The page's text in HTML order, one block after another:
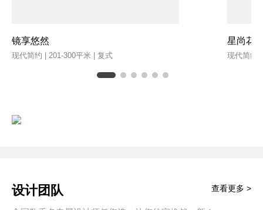
镜享悠然
现代简约 | 201-300平米 | 复式
星尚花
现代简约
设计团队 查看更多 >